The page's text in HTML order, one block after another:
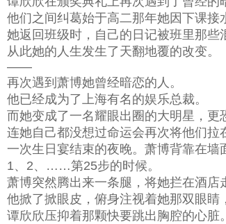
他们之间纠葛始于高二那年她因下课接
她返回班级时，自己的日记被班里那些
从此她的人生发生了天翻地覆的改变。
——
再次遇到萧博她曾经暗恋的人。
他已经成为了上海有名的娱乐总裁。
而她变成了一名耀眼出圈的大明星，更
连她自己都没想过命运会再次将他们拉
一次生日宴结束的夜晚。萧博背靠在墙
1、2、……第25步的时候。
萧博突然腾出来一条腿，将她拦在酒店
他掀了掀眼皮，俯身注视着她那双眼睛
谭欣欣压抑着那颗快要跳出胸腔的心脏